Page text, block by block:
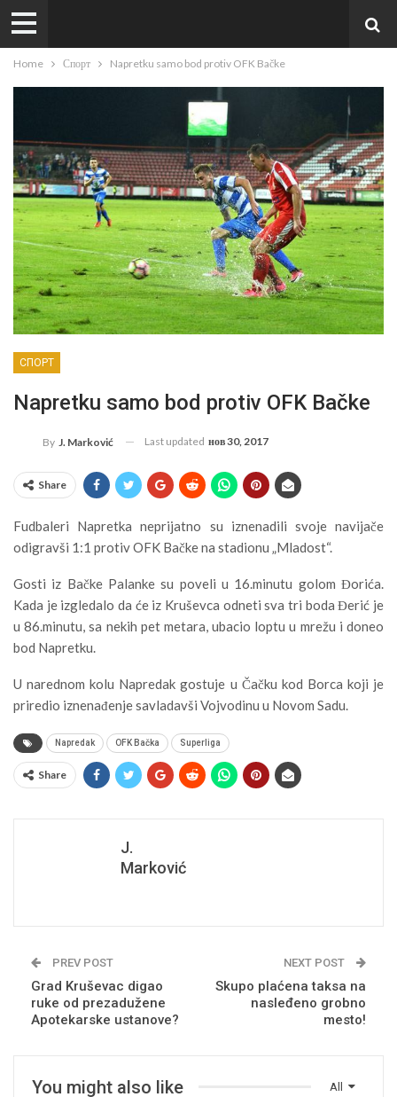
Home Спорт Napretku samo bod protiv OFK Bačke
СПОРТ
Napretku samo bod protiv OFK Bačke
By J. Marković Last updated нов 30, 2017
Share
Fudbaleri Napretka neprijatno su iznenadili svoje navijače
odigravši 1:1 protiv OFK Bačke na stadionu „Mladost“.
Gosti iz Bačke Palanke su poveli u 16.minutu golom Đorića.
Kada je izgledalo da će iz Kruševca odneti sva tri boda Đerić je
u 86.minutu, sa nekih pet metara, ubacio loptu u mrežu i doneo
bod Napretku.
U narednom kolu Napredak gostuje u Čačku kod Borca koji je
priredio iznenađenje savladavši Vojvodinu u Novom Sadu.
Napredak OFK Bačka Superliga
Share
J.
Marković
PREV POST
Grad Kruševac digao
ruke od prezadužene
Apotekarske ustanove?
NEXT POST
Skupo plaćena taksa na
nasleđeno grobno
mesto!
All
You might also like